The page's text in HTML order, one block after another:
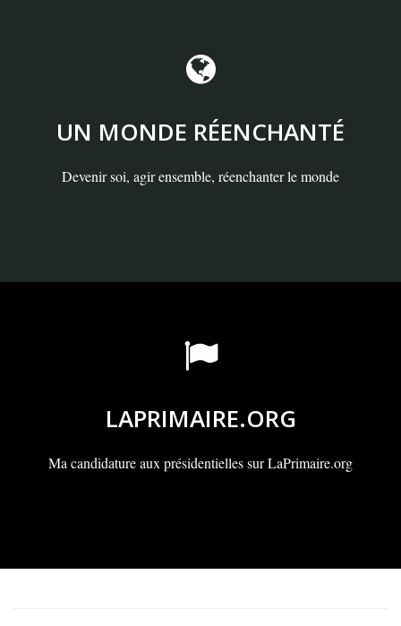
UN MONDE RÉENCHANTÉ
Devenir soi, agir ensemble, réenchanter le monde
LAPRIMAIRE.ORG
Ma candidature aux présidentielles sur LaPrimaire.org